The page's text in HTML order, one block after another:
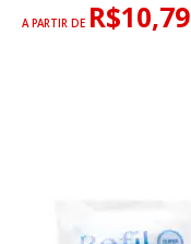
A PARTIR DE R$10,79